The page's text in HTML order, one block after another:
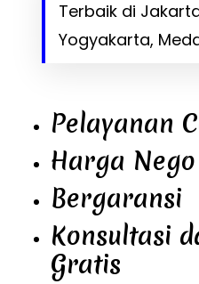
Terbaik di
Yogyakarta,
Pelayanan
Harga Nego
Bergaransi
Konsultasi
Gratis